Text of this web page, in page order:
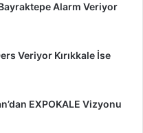
Alarm Veriyor
Veriyor Kırıkkale İse
EXPOKALE Vizyonu